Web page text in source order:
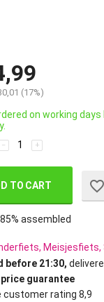
(17%)
on working
+
−
TO CART
85% assembled
before 21:30,
guarantee
customer rating 8,9